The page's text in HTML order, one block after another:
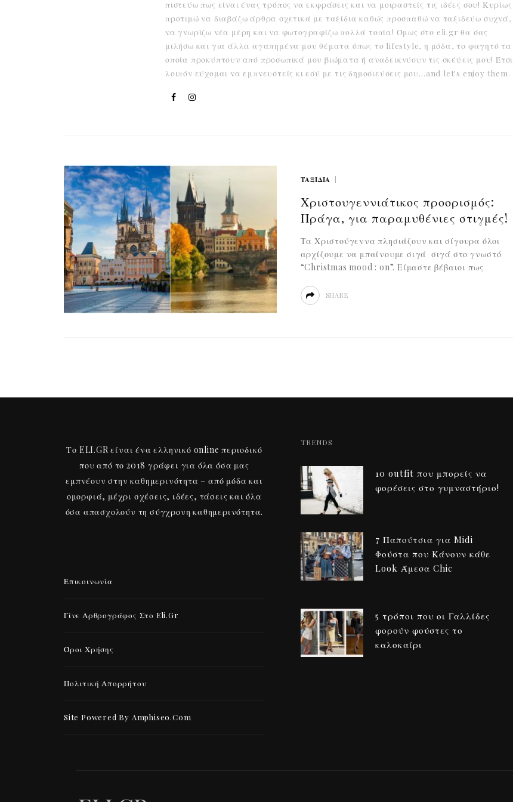
πιστεύω πως είναι ένας τρόπος να εκφράσεις και να μοιραστείς τις ιδέες σου! Κυρίως
προτιμώ να διαβάζω άρθρα σχετικά με ταξίδια καθώς προσπαθώ να ταξιδεύω συχνά,
να γνωρίζω νέα μέρη και να φωτογραφίζω πολλά τοπία! Όμως στο eli.gr θα σας
μιλήσω και για άλλα αγαπημένα μου θέματα όπως το lifestyle, η μόδα, το φαγητό τα
οποία προκύπτουν από προσωπικά μου βιώματα ή αναδεικνύουν τις σκέψεις μου! Έτσι
λοιπόν εύχομαι να εμπνευστείς κι εσύ με τις δημοσιεύσεις μου…and let's enjoy them.
ΤΑΞΊΔΙΑ
Χριστουγεννιάτικος προορισμός:
Πράγα, για παραμυθένιες στιγμές!
Τα Χριστούγεννα πλησιάζουν και σίγουρα όλοι
αρχίζουμε να μπαίνουμε σιγά σιγά στο γνωστό
“Christmas mood : on”. Είμαστε βέβαιοι πως
SHARE
Το ELI.GR είναι ένα ελληνικό online περιοδικό
που από το 2018 γράφει για όλα όσα μας
εμπνέουν στην καθημερινότητα – από μόδα και
ομορφιά, μέχρι σχέσεις, ιδέες, τάσεις και όλα
όσα απασχολούν τη σύγχρονη καθημερινότητα.
Επικοινωνία
Γίνε Αρθρογράφος Στο Eli.gr
Όροι Χρήσης
Πολιτική Απορρήτου
Site Powered By Amphiseo.com
TRENDS
10 outfit που μπορείς να
φορέσεις στο γυμναστήριο!
7 Παπούτσια για Midi
Φούστα που Κάνουν κάθε
Look Άμεσα Chic
5 τρόποι που οι Γαλλίδες
φορούν φούστες το
καλοκαίρι